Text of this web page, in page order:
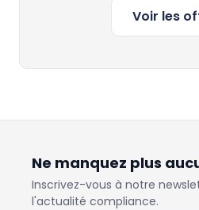
Voir les
Ne manquez plus
Inscrivez-vous à notre
l'actualité compliance.